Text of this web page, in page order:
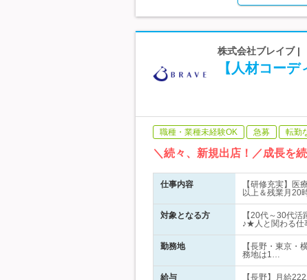
株式会社ブレイブ |
【人材コー
職種・業種未経験OK 急募 転勤
＼続々、新規出店！／成長を
仕事内容
【研修充実】医
以上＆残業月20
対象となる方
【20代～30代
♪★人と関わる仕
勤務地
【長野・東京・
務地は1…
給与 【長野】月給